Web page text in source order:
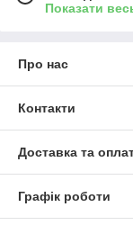
Показати
Про нас
Контакти
Доставка та
Графік роботи